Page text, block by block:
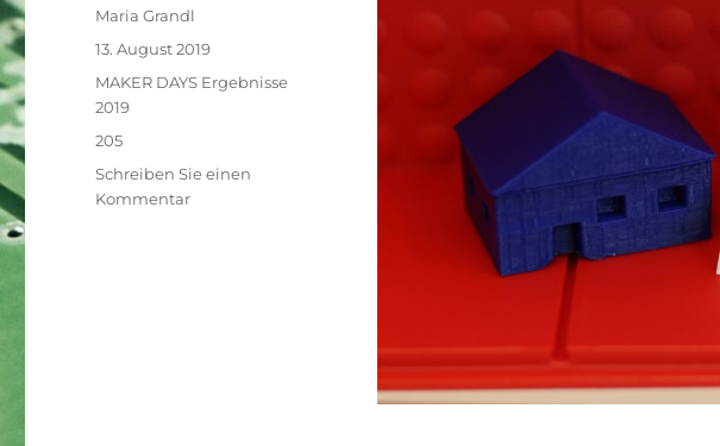
2019
TU
Autor
Maria Grandl
Veröffentlicht
am
13. August 2019
Kategorien
MAKER DAYS Ergebnisse
2019
Schlagwörter
205
Schreiben Sie einen
Kommentarzu